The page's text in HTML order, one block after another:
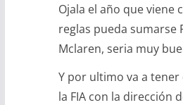
Ojala el año que viene
reglas pueda sumarse
Mclaren, seria muy
Y por ultimo va a
la FIA con la dirección